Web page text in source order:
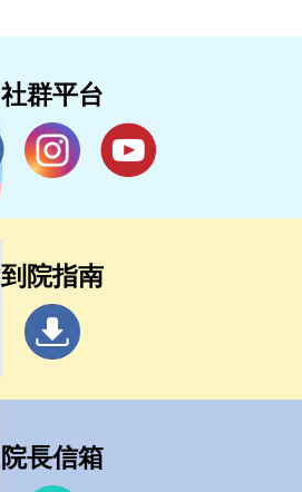
社群平台
到院指南
院長信箱